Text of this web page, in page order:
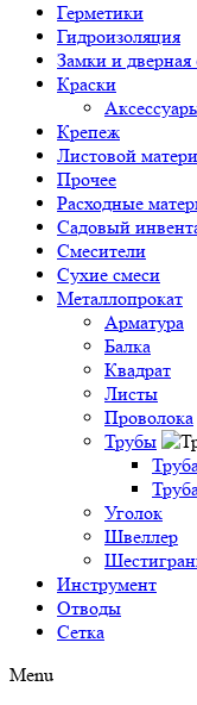
Герметики
Гидроизоляция
Замки и
Краски
Крепеж
Листовой
Прочее
Расходные
Садовый
Смесители
Сухие смеси
Металлопрокат
Арматура
Балка
Квадрат
Листы
Проволока
Трубы
Уголок
Швеллер
Инструмент
Отводы
Сетка
Menu